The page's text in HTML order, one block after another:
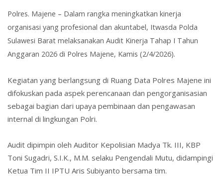
Polres. Majene – Dalam rangka meningkatkan kinerja
organisasi yang profesional dan akuntabel, Itwasda Polda
Sulawesi Barat melaksanakan Audit Kinerja Tahap I Tahun
Anggaran 2026 di Polres Majene, Kamis (2/4/2026).
Kegiatan yang berlangsung di Ruang Data Polres Majene ini
difokuskan pada aspek perencanaan dan pengorganisasian
sebagai bagian dari upaya pembinaan dan pengawasan
internal di lingkungan Polri.
Audit dipimpin oleh Auditor Kepolisian Madya Tk. III, KBP
Toni Sugadri, S.I.K., M.M. selaku Pengendali Mutu, didampingi
Ketua Tim II IPTU Aris Subiyanto bersama tim.